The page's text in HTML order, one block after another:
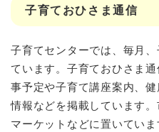
子育ておひさま通信
子育てセンターでは、毎月
ています。子育ておひさま
事予定や子育て講座案内、
情報などを掲載しています
マーケットなどに置いていま